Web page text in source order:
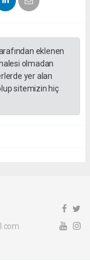
eklenen
olmadan
yer alan
sitemizin hiç